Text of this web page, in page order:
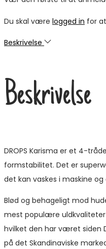
Du skal være logged in for
Beskrivelse
Beskrivelse
DROPS Karisma er et 4-
formstabilitet. Det er
det kan vaskes i maskine
Blød og behageligt mod
mest populære uldkvaliteter
hvilket den har været siden
på det Skandinaviske